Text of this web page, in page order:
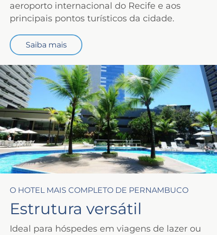
aeroporto internacional do Recife e aos
principais pontos turísticos da cidade.
Saiba mais
O HOTEL MAIS COMPLETO DE PERNAMBUCO
Estrutura versátil
Ideal para hóspedes em viagens de lazer ou